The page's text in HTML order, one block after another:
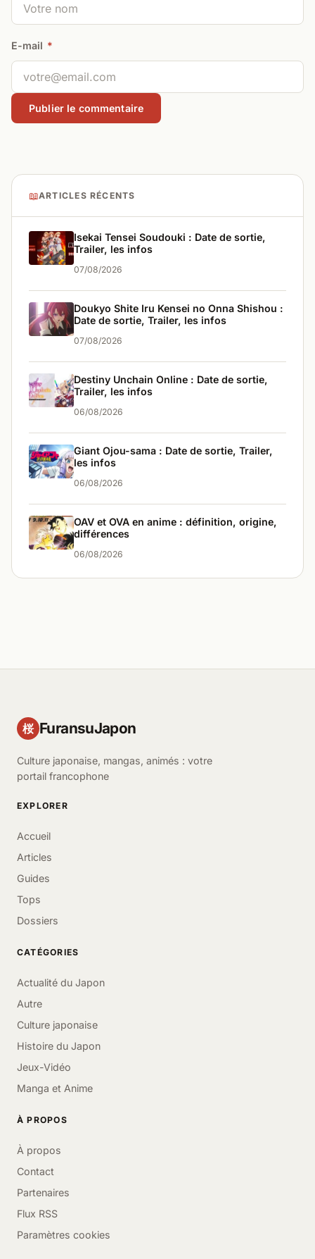
E-mail *
📖ARTICLES RÉCENTS
Isekai Tensei Soudouki : Date de sortie,
Trailer, les infos
07/08/2026
Doukyo Shite Iru Kensei no Onna Shishou :
Date de sortie, Trailer, les infos
07/08/2026
Destiny Unchain Online : Date de sortie,
Trailer, les infos
06/08/2026
Giant Ojou-sama : Date de sortie, Trailer,
les infos
06/08/2026
OAV et OVA en anime : définition, origine,
différences
06/08/2026
桜 FuransuJapon
Culture japonaise, mangas, animés : votre
portail francophone
EXPLORER
Accueil
Articles
Guides
Tops
Dossiers
CATÉGORIES
Actualité du Japon
Autre
Culture japonaise
Histoire du Japon
Jeux-Vidéo
Manga et Anime
À PROPOS
À propos
Contact
Partenaires
Flux RSS
Paramètres cookies